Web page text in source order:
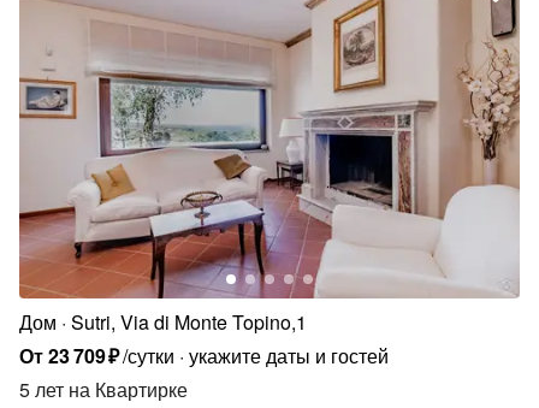
Дом Sutri, Via di Monte Topino,1
От23709₽/сутки укажите даты и гостей
5 лет на Квартирке